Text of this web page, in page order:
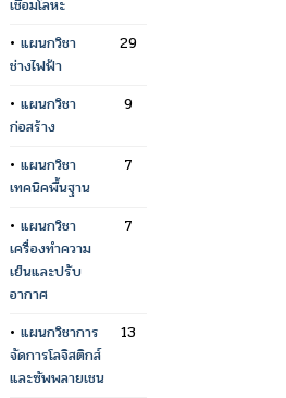
เชื่อมโลหะ
• แผนกวิชา
ช่างไฟฟ้า
29
• แผนกวิชา
ก่อสร้าง
9
• แผนกวิชา
เทคนิคพื้นฐาน
7
• แผนกวิชา
เครื่องทำความ
เย็นและปรับ
อากาศ
7
• แผนกวิชาการ
จัดการโลจิสติกส์
และซัพพลายเชน
13